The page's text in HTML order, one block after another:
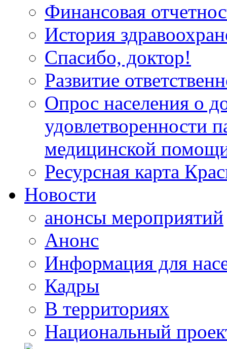
Финансовая
История
Спасибо, доктор!
Развитие
Опрос населения о
удовлетворенности
медицинской
Ресурсная карта
Новости
анонсы мероприятий
Анонс
Информация для
Кадры
В территориях
Национальный